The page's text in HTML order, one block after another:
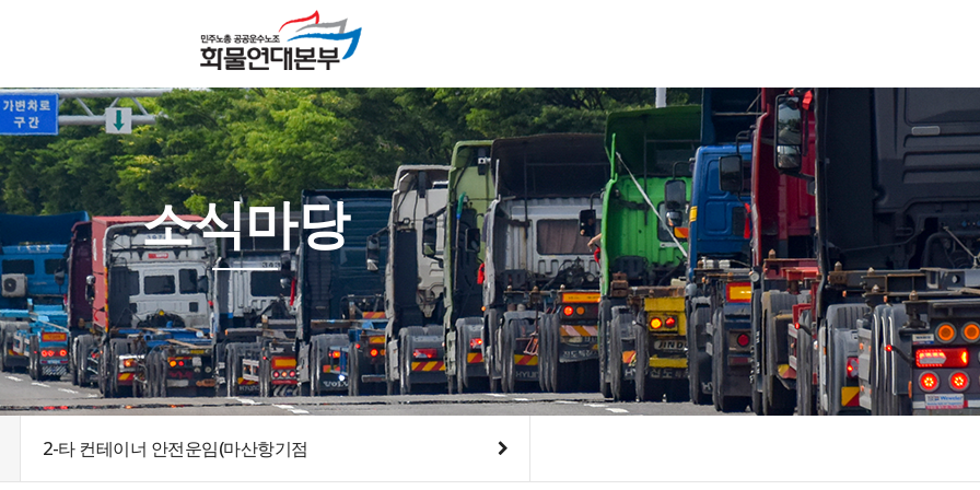
소식마당
2-타 컨테이너 안전운임(마산항기점